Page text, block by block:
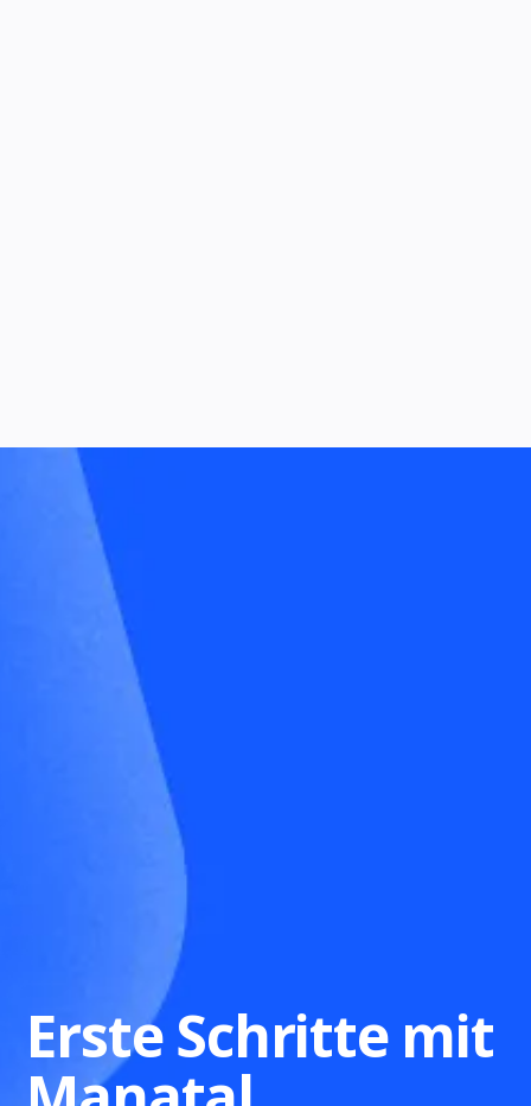
Erste Schritte mit